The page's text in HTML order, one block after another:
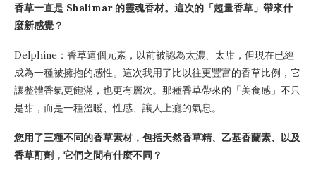
香草一直是 Shalimar 的靈魂香材。這次的「超量香草」帶來什
麼新感覺？
Delphine：香草這個元素，以前被認為太濃、太甜，但現在已經
成為一種被擁抱的感性。這次我用了比以往更豐富的香草比例，它
讓整體香氣更飽滿，也更有層次。那種香草帶來的「美食感」不只
是甜，而是一種溫暖、性感、讓人上癮的氣息。
您用了三種不同的香草素材，包括天然香草精、乙基香蘭素、以及
香草酊劑，它們之間有什麼不同？